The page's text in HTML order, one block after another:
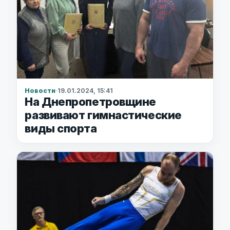
Новости·19.01.2024, 15:41
На Днепропетровщине
развивают гимнастические
виды спорта